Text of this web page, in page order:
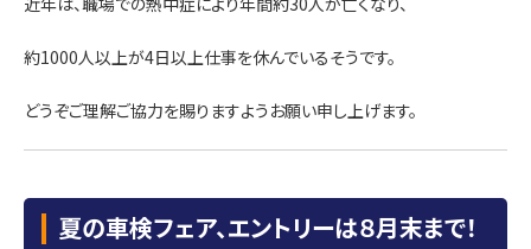
約1000人以上が4日以上仕事を休んでいるそうです。
どうぞご理解ご協力を賜りますようお願い申し上げます。
夏の車検フェア、エントリーは８月末まで！